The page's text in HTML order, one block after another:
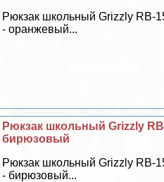
Рюкзак школьный Grizzly RB-
- оранжевый...
Рюкзак школьный Grizzly
бирюзовый
Рюкзак школьный Grizzly RB-
- бирюзовый...